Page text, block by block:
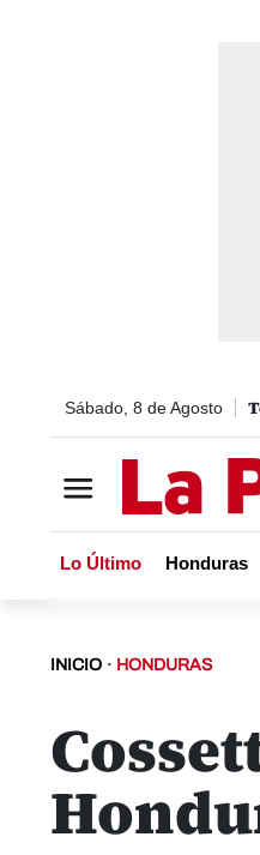
Sábado, 8 de Agosto
Lo Último Honduras
INICIO · HONDURAS